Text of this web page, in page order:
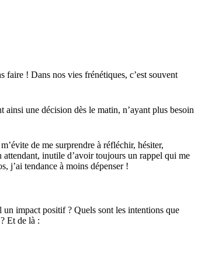
faire ! Dans nos vies frénétiques, c’est souvent
une décision dès le matin, n’ayant plus besoin
de me surprendre à réfléchir, hésiter,
attendant, inutile d’avoir toujours un rappel qui me
j’ai tendance à moins dépenser !
impact positif ? Quels sont les intentions que
Et de là :